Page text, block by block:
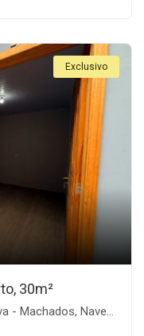
Exclusivo
30m²
Navegantes-SC